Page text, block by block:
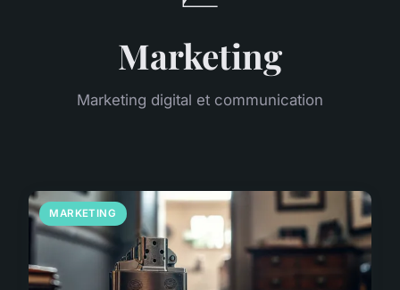
Marketing
Marketing digital et communication
MARKETING